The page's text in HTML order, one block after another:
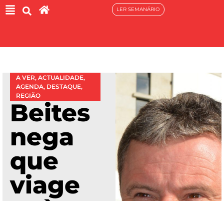
LER SEMANÁRIO
A VER, ACTUALIDADE,
AGENDA, DESTAQUE,
REGIÃO
Beites
nega
que
viage